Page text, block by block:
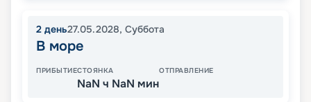
2 день27.05.2028, Суббота
В море
ПРИБЫТИЕСТОЯНКА
NaN ч NaN мин
ОТПРАВЛЕНИЕ